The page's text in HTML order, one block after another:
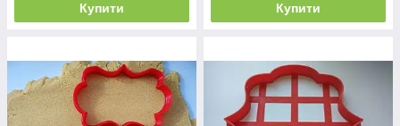
Купити Купити